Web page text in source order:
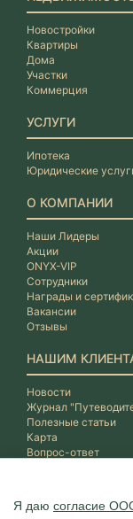
Я даю согласие
Новостройки
Квартиры
Дома
Участки
Коммерция
УСЛУГИ
Ипотека
Юридические
О КОМПАНИИ
Наши Лидеры
Акции
ONYX-VIP
Сотрудники
Награды и
Вакансии
Отзывы
НАШИМ
Новости
Журнал
Полезные статьи
Карта
Вопрос-ответ